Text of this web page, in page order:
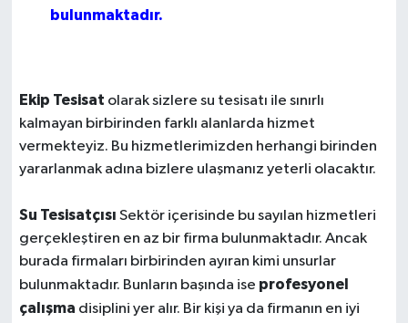
bulunmaktadır.
Ekip Tesisat olarak sizlere su tesisatı ile sınırlı
kalmayan birbirinden farklı alanlarda hizmet
vermekteyiz. Bu hizmetlerimizden herhangi birinden
yararlanmak adına bizlere ulaşmanız yeterli olacaktır.
Su Tesisatçısı Sektör içerisinde bu sayılan hizmetleri
gerçekleştiren en az bir firma bulunmaktadır. Ancak
burada firmaları birbirinden ayıran kimi unsurlar
bulunmaktadır. Bunların başında ise profesyonel
çalışma disiplini yer alır. Bir kişi ya da firmanın en iyi